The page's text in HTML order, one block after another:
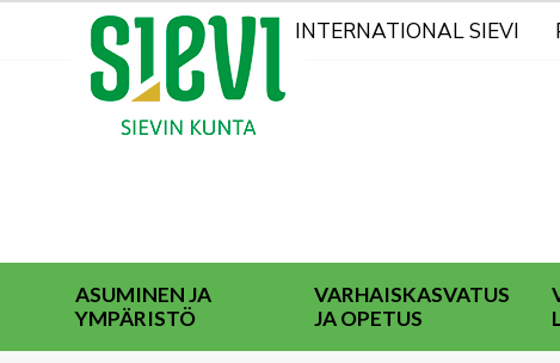
Kohderyhmät
INTERNATIONAL SIEVI
ASUMINEN JA
YMPÄRISTÖ
VARHAISKASVATUS
JA OPETUS